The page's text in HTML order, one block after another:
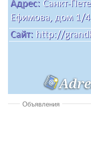
Объявления